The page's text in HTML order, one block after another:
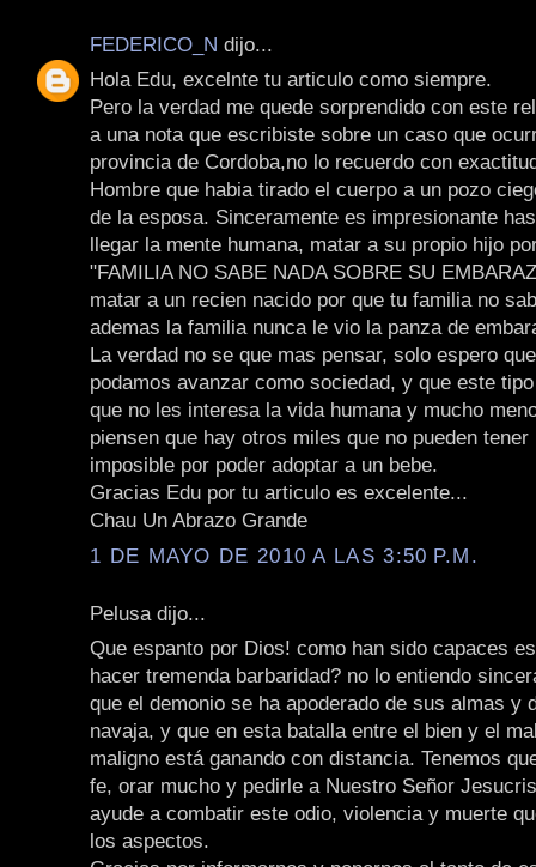
FEDERICO_N dijo...
Hola Edu, excelnte tu articulo como siempre.
Pero la verdad me quede sorprendido con este
a una nota que escribiste sobre un caso que
provincia de Cordoba,no lo recuerdo con
Hombre que habia tirado el cuerpo a un pozo
de la esposa. Sinceramente es impresionante
llegar la mente humana, matar a su propio hijo
"FAMILIA NO SABE NADA SOBRE SU
matar a un recien nacido por que tu familia no
ademas la familia nunca le vio la panza de
La verdad no se que mas pensar, solo espero
podamos avanzar como sociedad, y que este
que no les interesa la vida humana y mucho
piensen que hay otros miles que no pueden
imposible por poder adoptar a un bebe.
Gracias Edu por tu articulo es excelente...
Chau Un Abrazo Grande
1 DE MAYO DE 2010 A LAS 3:50 P.M.
Pelusa dijo...
Que espanto por Dios! como han sido capaces
hacer tremenda barbaridad? no lo entiendo
que el demonio se ha apoderado de sus almas y
navaja, y que en esta batalla entre el bien y el
maligno está ganando con distancia. Tenemos
fe, orar mucho y pedirle a Nuestro Señor
ayude a combatir este odio, violencia y muerte
los aspectos.